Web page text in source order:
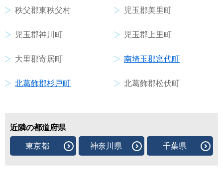
秩父郡東秩父村 児玉郡美里町
児玉郡神川町 児玉郡上里町
大里郡寄居町 南埼玉郡宮代町
北葛飾郡杉戸町 北葛飾郡松伏町
近隣の都道府県
東京都 神奈川県 千葉県